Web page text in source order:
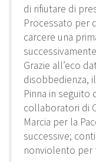
di rifiutare di
Processato per
carcere una
Grazie all’eco
disobbedienza,
Pinna in
collaboratori di
Marcia per la
successive;
nonviolento per